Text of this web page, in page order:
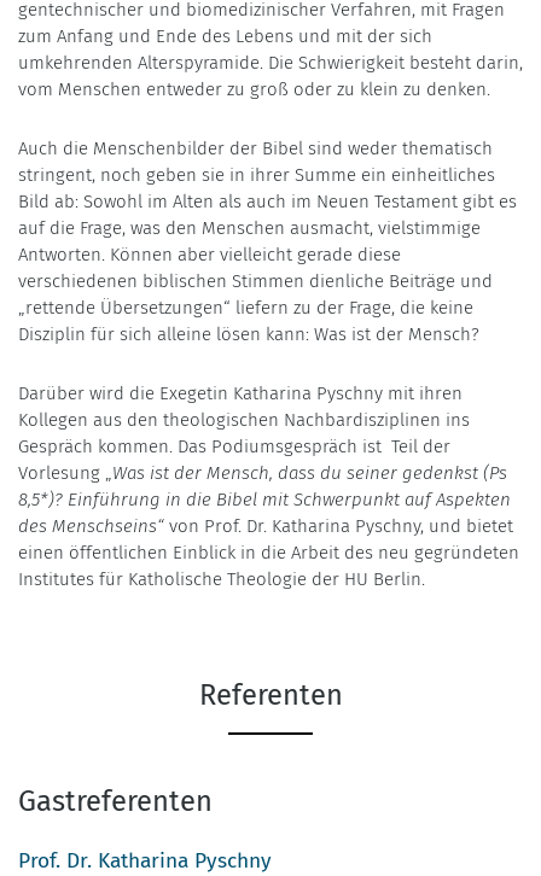
gentechnischer und biomedizinischer Verfahren, mit Fragen
zum Anfang und Ende des Lebens und mit der sich
umkehrenden Alterspyramide. Die Schwierigkeit besteht darin,
vom Menschen entweder zu groß oder zu klein zu denken.
Auch die Menschenbilder der Bibel sind weder thematisch
stringent, noch geben sie in ihrer Summe ein einheitliches
Bild ab: Sowohl im Alten als auch im Neuen Testament gibt es
auf die Frage, was den Menschen ausmacht, vielstimmige
Antworten. Können aber vielleicht gerade diese
verschiedenen biblischen Stimmen dienliche Beiträge und
„rettende Übersetzungen“ liefern zu der Frage, die keine
Disziplin für sich alleine lösen kann: Was ist der Mensch?
Darüber wird die Exegetin Katharina Pyschny mit ihren
Kollegen aus den theologischen Nachbardisziplinen ins
Gespräch kommen. Das Podiumsgespräch ist Teil der
Vorlesung „Was ist der Mensch, dass du seiner gedenkst (Ps
8,5*)? Einführung in die Bibel mit Schwerpunkt auf Aspekten
des Menschseins“ von Prof. Dr. Katharina Pyschny, und bietet
einen öffentlichen Einblick in die Arbeit des neu gegründeten
Institutes für Katholische Theologie der HU Berlin.
Referenten
Gastreferenten
Prof. Dr. Katharina Pyschny